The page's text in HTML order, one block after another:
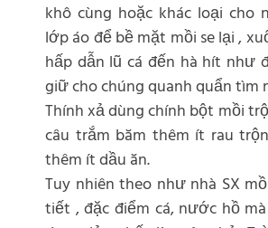
khô cùng hoặc khác loại cho
lớp áo để bề mặt mồi se lại ,
hấp dẫn lũ cá đến hà hít như
giữ cho chúng quanh quẩn tìm
Thính xả dùng chính bột mồi
câu trắm băm thêm ít rau
thêm ít dầu ăn.
Tuy nhiên theo như nhà SX
tiết , đặc điểm cá, nước hồ